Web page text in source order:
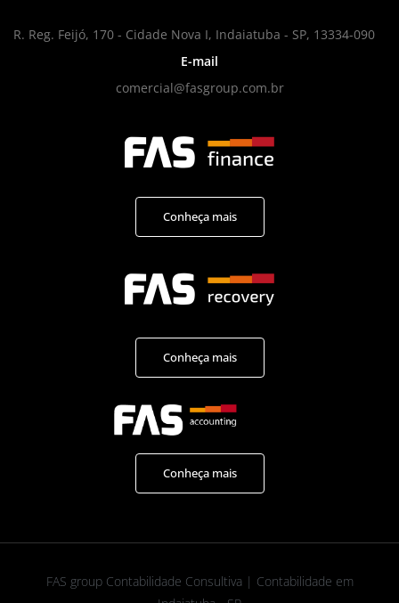
R. Reg. Feijó, 170 - Cidade Nova I, Indaiatuba - SP, 13334-090
E-mail
comercial@fasgroup.com.br
Conheça mais
Conheça mais
Conheça mais
FAS group Contabilidade Consultiva | Contabilidade em